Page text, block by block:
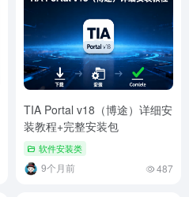
TIA Portal v18（博途）详细安
装教程+完整安装包
软件安装类
9个月前 487